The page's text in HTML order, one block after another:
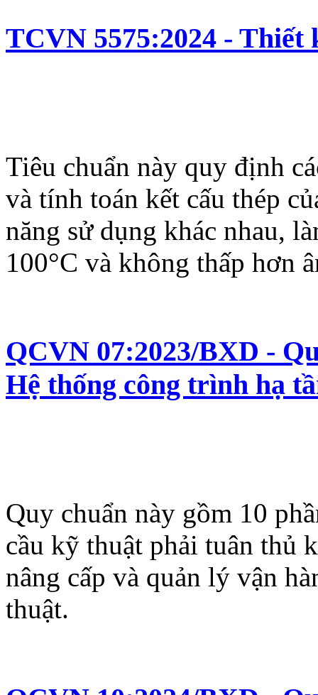
TCVN 5575:2024 - Thiết
Tiêu chuẩn này quy định
và tính toán kết cấu thép
năng sử dụng khác nhau,
100°C và không thấp hơn
QCVN 07:2023/BXD -
Hệ thống công trình hạ
Quy chuẩn này gồm 10
cầu kỹ thuật phải tuân thủ
nâng cấp và quản lý vận
thuật.